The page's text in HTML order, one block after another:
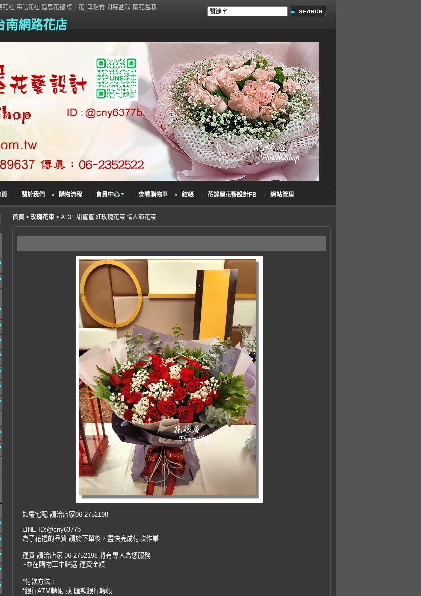
南網路花店
柱.弔唁花柱 追思花禮 桌上花. 幸運竹.開幕盆栽. 蘭花盆栽
頁 關於我們 購物流程 會員中心 查看購物車 結帳 花嫁屋花藝設計FB 網站管理
首頁 > 玫瑰花束 > A131 甜蜜蜜 紅玫瑰花束 情人節花束
如需宅配 請洽店家06-2752198
LINE ID:@cny6377b
為了花禮的品質 請於下單後，盡快完成付款作業
運費-請洽店家 06-2752198 將有專人為您服務
~並在購物車中點選-運費金額
*付款方法 :
*銀行ATM轉帳 或 匯款銀行轉帳